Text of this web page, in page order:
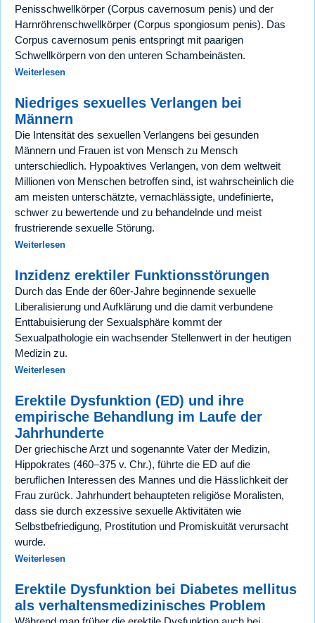
Penisschwellkörper (Corpus cavernosum penis) und der
Harnröhrenschwellkörper (Corpus spongiosum penis). Das
Corpus cavernosum penis entspringt mit paarigen
Schwellkörpern von den unteren Schambeinästen.
Weiterlesen
Niedriges sexuelles Verlangen bei
Männern
Die Intensität des sexuellen Verlangens bei gesunden
Männern und Frauen ist von Mensch zu Mensch
unterschiedlich. Hypoaktives Verlangen, von dem weltweit
Millionen von Menschen betroffen sind, ist wahrscheinlich die
am meisten unterschätzte, vernachlässigte, undefinierte,
schwer zu bewertende und zu behandelnde und meist
frustrierende sexuelle Störung.
Weiterlesen
Inzidenz erektiler Funktionsstörungen
Durch das Ende der 60er-Jahre beginnende sexuelle
Liberalisierung und Aufklärung und die damit verbundene
Enttabuisierung der Sexualsphäre kommt der
Sexualpathologie ein wachsender Stellenwert in der heutigen
Medizin zu.
Weiterlesen
Erektile Dysfunktion (ED) und ihre
empirische Behandlung im Laufe der
Jahrhunderte
Der griechische Arzt und sogenannte Vater der Medizin,
Hippokrates (460–375 v. Chr.), führte die ED auf die
beruflichen Interessen des Mannes und die Hässlichkeit der
Frau zurück. Jahrhundert behaupteten religiöse Moralisten,
dass sie durch exzessive sexuelle Aktivitäten wie
Selbstbefriedigung, Prostitution und Promiskuität verursacht
wurde.
Weiterlesen
Erektile Dysfunktion bei Diabetes mellitus
als verhaltensmedizinisches Problem